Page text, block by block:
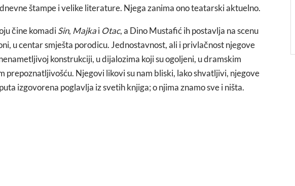
štampe i velike literature. Njega zanima ono teatarski aktuelno.
čine komadiSin, Majkai Otac, a Dino Mustafić ih postavlja na scenu
u centar smješta porodicu. Jednostavnost, ali i privlačnost njegove
konstrukciji, u dijalozima koji su ogoljeni, u dramskim
prepoznatljivošću. Njegovi likovi su nam bliski, lako shvatljivi, njegove
izgovorena poglavlja iz svetih knjiga; o njima znamo sve i ništa.